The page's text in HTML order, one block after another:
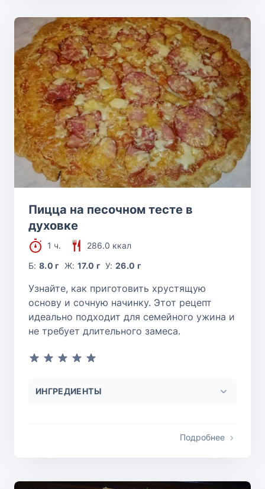
Пицца на песочном тесте в
духовке
1 ч.
286.0 ккал
Б:8.0 г Ж: 17.0 г У:26.0 г
Узнайте, как приготовить хрустящую
основу и сочную начинку. Этот рецепт
идеально подходит для семейного ужина и
не требует длительного замеса.
ИНГРЕДИЕНТЫ
Подробнее